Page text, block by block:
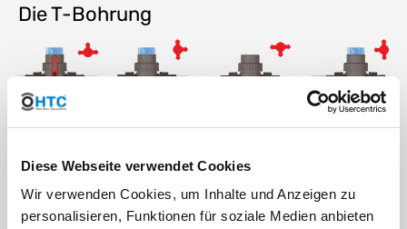
Diese Webseite verwendet Cookies
Wir verwenden Cookies, um Inhalte und Anzeigen zu
personalisieren, Funktionen für soziale Medien anbieten
Die T-Bohrung
Druckverlust